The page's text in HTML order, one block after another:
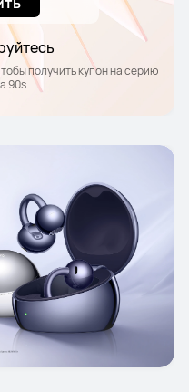
получить купон на серию
90s.